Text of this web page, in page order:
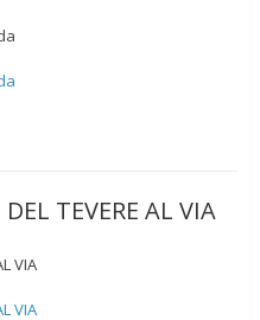
TEVERE AL VIA
VIA
VIA